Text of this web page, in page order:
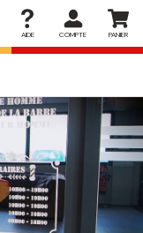
AIDE COMPTE PANIER